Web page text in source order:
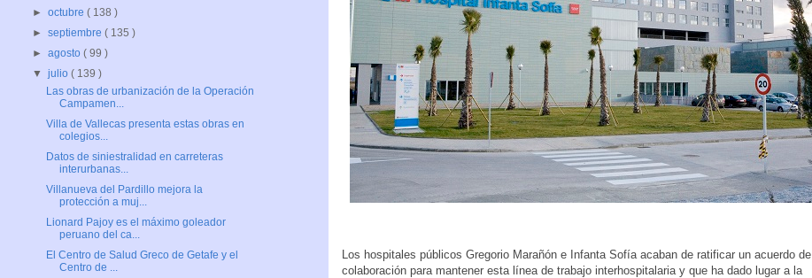
Los hospitales públicos Gregorio Marañón e Infanta Sofía acaban de ratificar un acuerdo de
colaboración para mantener esta línea de trabajo interhospitalaria y que ha dado lugar a la
►octubre( 138 )
►septiembre( 135 )
►agosto( 99 )
▼julio( 139 )
Las obras de urbanización de la Operación
Campamen...
Villa de Vallecas presenta estas obras en
colegios...
Datos de siniestralidad en carreteras
interurbanas...
Villanueva del Pardillo mejora la
protección a muj...
Lionard Pajoy es el máximo goleador
peruano del ca...
El Centro de Salud Greco de Getafe y el
Centro de ...